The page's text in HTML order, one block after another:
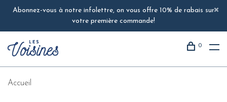
Abonnez-vous à notre infolettre, on vous offre 10% de rabais sur
votre première commande!
0
Accueil